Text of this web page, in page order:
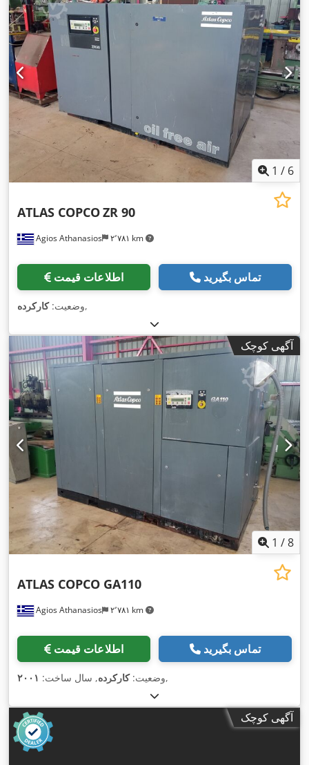
1 / 6
Agios Athanasios ۲٬۷۸۱ km
ATLAS COPCOZR 90
اطلاعات قیمت تماس بگیرید
وضعیت:کارکرده ,
آگهی کوچک
1 /8
Agios Athanasios ۲٬۷۸۱ km
ATLAS COPCO GA110
اطلاعات قیمت تماس بگیرید
وضعیت:کارکرده, سال ساخت: ۲۰۰۱ ,
آگهی کوچک